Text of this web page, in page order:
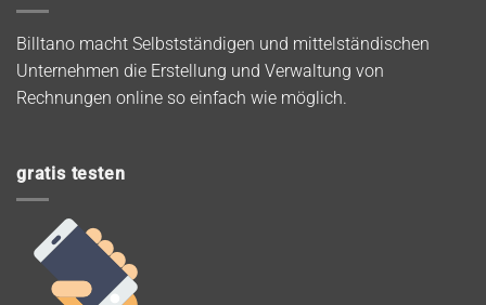
Billtano macht Selbstständigen und mittelständischen
Unternehmen die Erstellung und Verwaltung von
Rechnungen online so einfach wie möglich.
gratis testen